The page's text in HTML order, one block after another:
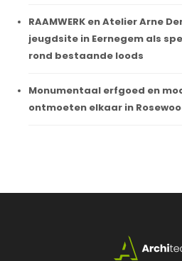
RAAMWERK en Atelier Arne
jeugdsite in Eernegem als
rond bestaande loods
Monumentaal erfgoed en
ontmoeten elkaar in